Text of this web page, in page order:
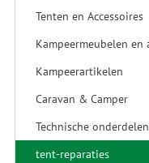
Tenten en Accessoires
Kampeermeubelen en
Kampeerartikelen
Caravan & Camper
Technische onderdelen
tent-reparaties